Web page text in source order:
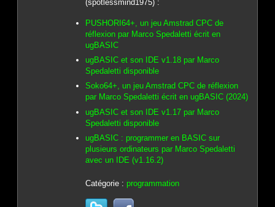
(spotlessmind1975) :
PUSHORI64+, un jeu Amstrad CPC de
réflexion par Marco Spedaletti écrit en
ugBASIC
ugBASIC et son IDE v1.18 par Marco
Spedaletti disponible
Soko64+, un jeu Amstrad CPC de réflexion
par Marco Spedaletti écrit en ugBASIC (2024)
ugBASIC et son IDE v1.17 par Marco
Spedaletti disponible
ugBASIC : programmer en BASIC sur
plusieurs ordinateurs par Marco Spedaletti
avec un IDE (v1.16.2)
Catégorie : programmation